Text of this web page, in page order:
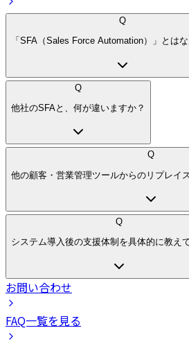
Q
「SFA（Sales Force Automation）」とは
Q
他社のSFAと、何が違いますか？
Q
他の顧客・営業管理ツールからのリプレイ
Q
システム導入後の支援体制を具体的に教え
お問い合わせ
FAQ一覧を見る